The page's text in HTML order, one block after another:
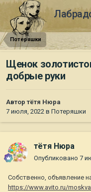
Потеряшки
Щенок
добрые руки
Автортётя Нюра
7 июля, 2022 в Потеряшки
тётя Нюра
Опубликовано 7
Собственно, объявление
https://www.avito.ru/